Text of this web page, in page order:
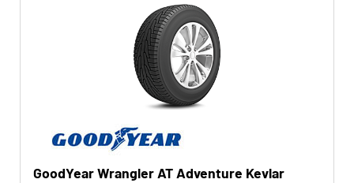
GoodYear Wrangler AT Adventure Kevlar